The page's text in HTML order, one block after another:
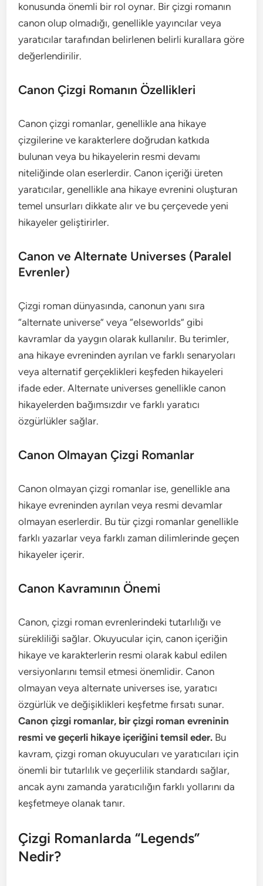
konusunda önemli bir rol oynar. Bir çizgi romanın
canon olup olmadığı, genellikle yayıncılar veya
yaratıcılar tarafından belirlenen belirli kurallara göre
değerlendirilir.
Canon Çizgi Romanın Özellikleri
Canon çizgi romanlar, genellikle ana hikaye
çizgilerine ve karakterlere doğrudan katkıda
bulunan veya bu hikayelerin resmi devamı
niteliğinde olan eserlerdir. Canon içeriği üreten
yaratıcılar, genellikle ana hikaye evrenini oluşturan
temel unsurları dikkate alır ve bu çerçevede yeni
hikayeler geliştirirler.
Canon ve Alternate Universes (Paralel
Evrenler)
Çizgi roman dünyasında, canonun yanı sıra
“alternate universe” veya “elseworlds” gibi
kavramlar da yaygın olarak kullanılır. Bu terimler,
ana hikaye evreninden ayrılan ve farklı senaryoları
veya alternatif gerçeklikleri keşfeden hikayeleri
ifade eder. Alternate universes genellikle canon
hikayelerden bağımsızdır ve farklı yaratıcı
özgürlükler sağlar.
Canon Olmayan Çizgi Romanlar
Canon olmayan çizgi romanlar ise, genellikle ana
hikaye evreninden ayrılan veya resmi devamlar
olmayan eserlerdir. Bu tür çizgi romanlar genellikle
farklı yazarlar veya farklı zaman dilimlerinde geçen
hikayeler içerir.
Canon Kavramının Önemi
Canon, çizgi roman evrenlerindeki tutarlılığı ve
sürekliliği sağlar. Okuyucular için, canon içeriğin
hikaye ve karakterlerin resmi olarak kabul edilen
versiyonlarını temsil etmesi önemlidir. Canon
olmayan veya alternate universes ise, yaratıcı
özgürlük ve değişiklikleri keşfetme fırsatı sunar.
Canon çizgi romanlar, bir çizgi roman evreninin
resmi ve geçerli hikaye içeriğini temsil eder. Bu
kavram, çizgi roman okuyucuları ve yaratıcıları için
önemli bir tutarlılık ve geçerlilik standardı sağlar,
ancak aynı zamanda yaratıcılığın farklı yollarını da
keşfetmeye olanak tanır.
Çizgi Romanlarda “Legends”
Nedir?